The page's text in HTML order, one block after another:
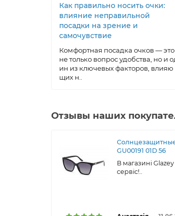
Как правильно носить очки:
влияние неправильной
посадки на зрение и
самочувствие
Комфортная посадка очков — это
не только вопрос удобства, но и
ин из ключевых факторов, влияю
щих н..
Отзывы наших
GU00191 01D 56
В магазині
сервіс!..